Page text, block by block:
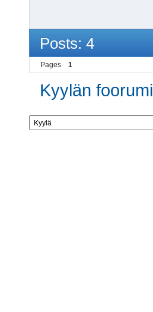
Posts: 4
Pages 1
Kyylän foorumi